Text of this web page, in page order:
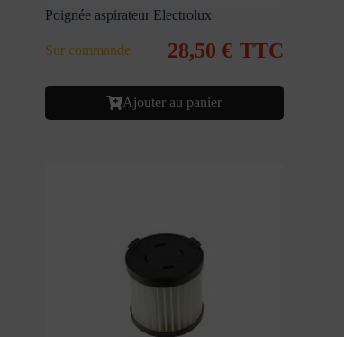
Poignée aspirateur Electrolux
Sur commande 28,50 € TTC
Ajouter au panier